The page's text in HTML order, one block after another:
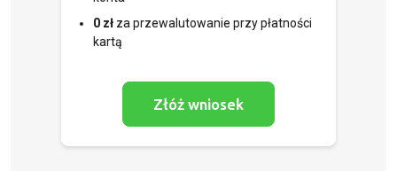
0 złza przewalutowanie przy płatności
kartą
Złóż wniosek